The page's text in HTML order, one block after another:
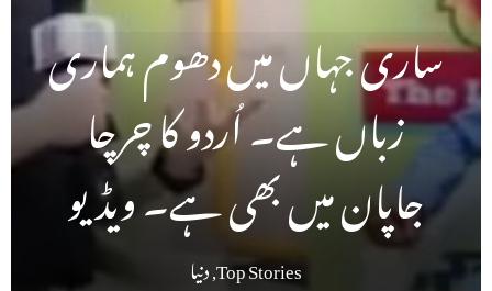
ساری جہاں میں دھوم ہماری
زباں ہے۔ اُردو کا چرچا
جاپان میں بھی ہے۔ ویڈیو
Top Stories
,دنیا